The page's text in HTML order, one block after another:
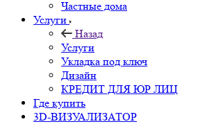
Частные дома
Услуги
Назад
Услуги
Укладка под ключ
Дизайн
КРЕДИТ ДЛЯ ЮР ЛИЦ
Где купить
3D-ВИЗУАЛИЗАТОР